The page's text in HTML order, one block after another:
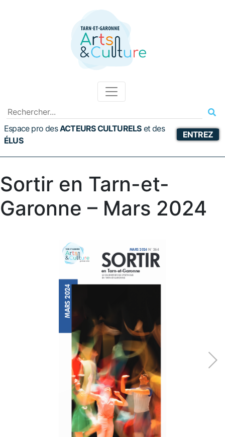
Espace pro desACTEURS CULTURELS etdes
ÉLUS
ENTREZ
Sortir en Tarn-et-
Garonne – Mars 2024